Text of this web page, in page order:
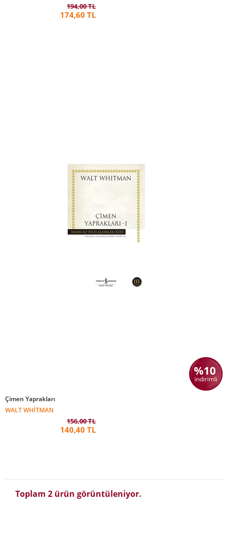
194,00 TL
174,60 TL
%10
indirimli
Çimen Yaprakları
WALT WHITMAN
156,00 TL
140,40 TL
Toplam 2 ürün görüntüleniyor.